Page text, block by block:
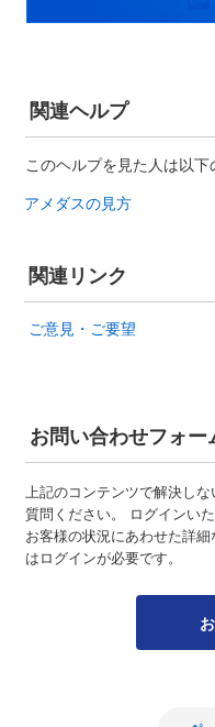
関連ヘルプ
このヘルプを見た人は以
アメダスの見方
関連リンク
ご意見・ご要望
お問い合わせフォー
上記のコンテンツで解決し
質問ください。 ログインい
お客様の状況にあわせた詳
はログインが必要です。